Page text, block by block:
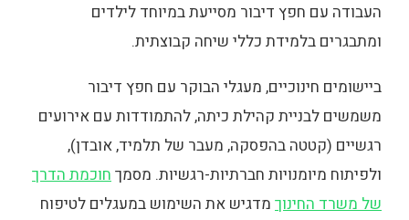
העבודה עם חפץ דיבור מסייעת במיוחד לילדים
ומתבגרים בלמידת כללי שיחה קבוצתית.
ביישומים חינוכיים, מעגלי הבוקר עם חפץ דיבור
משמשים לבניית קהילת כיתה, להתמודדות עם אירועים
רגשיים (קטטה בהפסקה, מעבר של תלמיד, אובדן),
ולפיתוח מיומנויות חברתיות-רגשיות. מסמךחוכמת הדרך
של משרד החינוך מדגיש את השימוש במעגלים לטיפוח